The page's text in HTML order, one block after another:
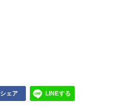
シェア LINEする